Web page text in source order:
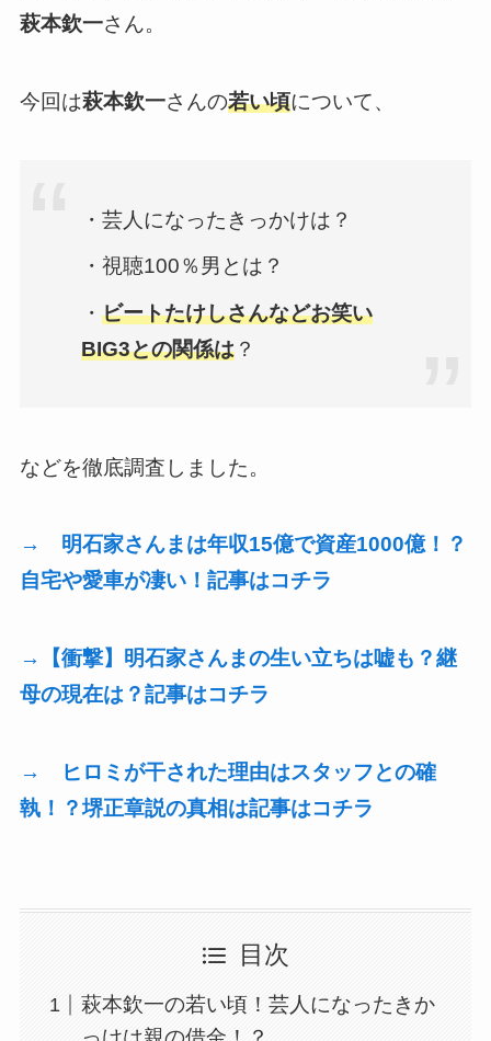
萩本欽一さん。
今回は萩本欽一さんの若い頃について、
・芸人になったきっかけは？
・視聴100％男とは？
・ビートたけしさんなどお笑い
BIG3との関係は ？
などを徹底調査しました。
→ 明石家さんまは年収15億で資産1000億！？
自宅や愛車が凄い！記事はコチラ
→【衝撃】明石家さんまの生い立ちは嘘も？継
母の現在は？記事はコチラ
→ ヒロミが干された理由はスタッフとの確
執！？堺正章説の真相は記事はコチラ
目次
萩本欽一の若い頃！芸人になったきか